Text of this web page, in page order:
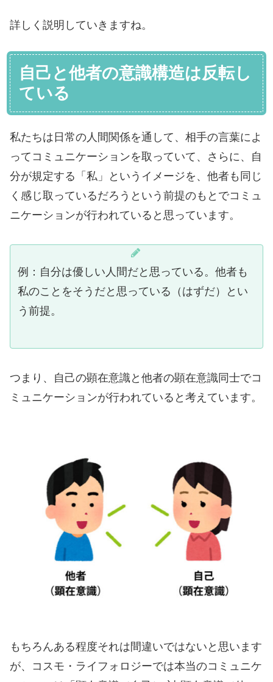
詳しく説明していきますね。
自己と他者の意識構造は反転し
ている
私たちは日常の人間関係を通して、相手の言葉によ
ってコミュニケーションを取っていて、さらに、自
分が規定する「私」というイメージを、他者も同じ
く感じ取っているだろうという前提のもとでコミュ
ニケーションが行われていると思っています。
例：自分は優しい人間だと思っている。他者も
私のことをそうだと思っている（はずだ）とい
う前提。
つまり、自己の顕在意識と他者の顕在意識同士でコ
ミュニケーションが行われていると考えています。
もちろんある程度それは間違いではないと思います
が、コスモ・ライフォロジーでは本当のコミュニケ